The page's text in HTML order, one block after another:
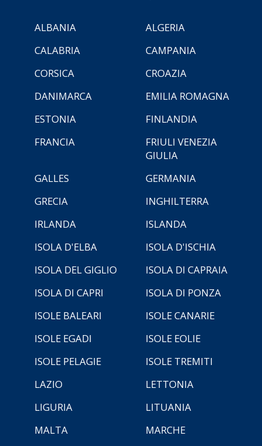
ALBANIA
ALGERIA
CALABRIA
CAMPANIA
CORSICA
CROAZIA
DANIMARCA
EMILIA ROMAGNA
ESTONIA
FINLANDIA
FRANCIA
FRIULI VENEZIA
GIULIA
GALLES
GERMANIA
GRECIA
INGHILTERRA
IRLANDA
ISLANDA
ISOLA D'ELBA
ISOLA D'ISCHIA
ISOLA DEL GIGLIO
ISOLA DI CAPRAIA
ISOLA DI CAPRI
ISOLA DI PONZA
ISOLE BALEARI
ISOLE CANARIE
ISOLE EGADI
ISOLE EOLIE
ISOLE PELAGIE
ISOLE TREMITI
LAZIO
LETTONIA
LIGURIA
LITUANIA
MALTA
MARCHE